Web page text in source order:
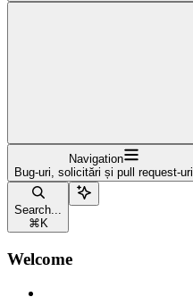
Navigation
Bug-uri, solicitări și pull request-uri
Search...
⌘ K
Welcome